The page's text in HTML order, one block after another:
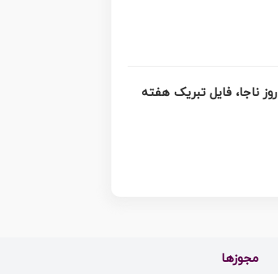
ناجا، فایل تبریک هفته
مجوزها